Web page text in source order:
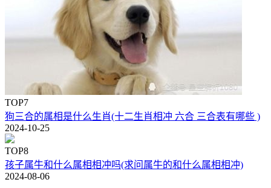
TOP7
狗三合的属相是什么生肖(十二生肖相冲 六合 三合表有哪些 )
2024-10-25
TOP8
孩子属牛和什么属相相冲吗(求问属牛的和什么属相相冲)
2024-08-06